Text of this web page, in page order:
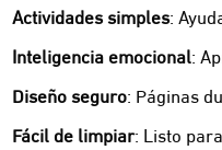
Actividades simples:
Inteligencia emocional:
Diseño seguro: Páginas
Fácil de limpiar: Listo